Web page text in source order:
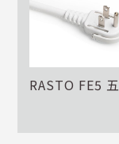
RASTO FE5